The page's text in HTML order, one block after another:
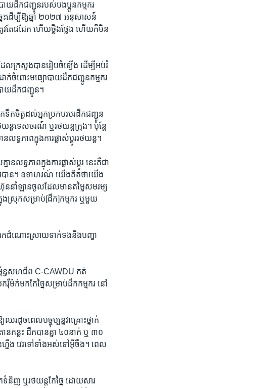
ដឹក​ជញ្ជូន​របស់​បងប្អូន​កម្មករ​
ះ​ដើម្បី​ឱ្យ​ឆ្នាំ​ ២០២៧ អនុ​សាសន៍​
ែ​ជជែក​ ហើយ​ថ្លឹង​ថ្លែង ​ហើយ​ក៏​មិន​
ដែល​ក្រសួង​បាន​រៀប​ចំ​ឡើង ដើម្បី​អប់រំ
ចំពោះ​ម​ធ្យោ​បាយ​ដឹក​ជញ្ជូន​កម្មករ
ាយ​ដឹក​ជញ្ជូន​។
ទឹកចិត្តដល់​អ្នក​ប្រកប​របរ​ដឹក​ជញ្ជូន​
យន្ត​ទេស​ចរណ៍ ឬ​រថយន្តក្រុង​។ ប៉ុន្តែ​
ធភាព​ក្នុង​ការ​ផ្លាស់​ប្តូរ​រថយន្ត​។
លទ្ធភាព​ក្នុង​ការ​ផ្លាស់​ប្តូរ នេះគឺ​ជា​
តូរ​បាន។ ឧទា​ហរណ៍ យើង​គិត​ថា​យើង​
ហ៊ុន​នាំ​ឡាន​ចូល​ដែល​មាន​តម្លៃ​សមរម្យ
ង​ស្រុក​សម្រាប់​[ដឹក​]កម្មករ​ ឬមួយ​
ក​រក​ដំណោះ​ស្រាយ​ទាក់​ទង​នឹង​បញ្ហា​
ព័ន្ធ​សហជីព ​C-CAWDU ​កត់​
ម៉ក់​មក​កែច្នៃ​សម្រាប់​ដឹក​កម្មករ នៅ​
ដូច​ពេល​បច្ចុប្បន្ន​វា​គ្រោះ​ថ្នាក់​
ន្លះ ដឹក​បាន​គ្នា​ ៤០​នាក់ ឬ ៣០​
ហ្នឹង វេរ​ទៅ​ទាំង​អស់ទៅ​អ៊ីចឹង។ ពេល​
និញ​ ឬ​រថយន្ដ​កែច្នៃ ​ដោយ​សារ​